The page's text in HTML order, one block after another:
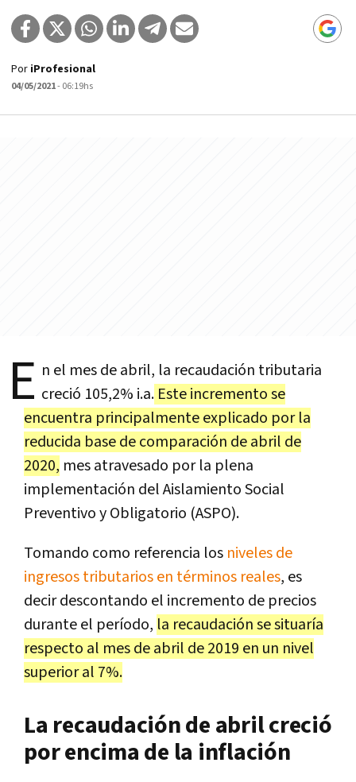
Por iProfesional
04/05/2021- 06:19hs
E n el mes de abril, la recaudación tributaria
creció 105,2% i.a. Este incremento se
encuentra principalmente explicado por la
reducida base de comparación de abril de
2020, mes atravesado por la plena
implementación del Aislamiento Social
Preventivo y Obligatorio (ASPO).
Tomando como referencia los niveles de
ingresos tributarios en términos reales, es
decir descontando el incremento de precios
durante el período, la recaudación se situaría
respecto al mes de abril de 2019 en un nivel
superior al 7%.
La recaudación de abril creció
por encima de la inflación